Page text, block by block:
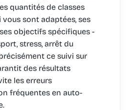
quantités de classes
vous sont adaptées, ses
objectifs spécifiques -
stress, arrêt du
ce suivi sur
des résultats
les erreurs
fréquentes en auto-